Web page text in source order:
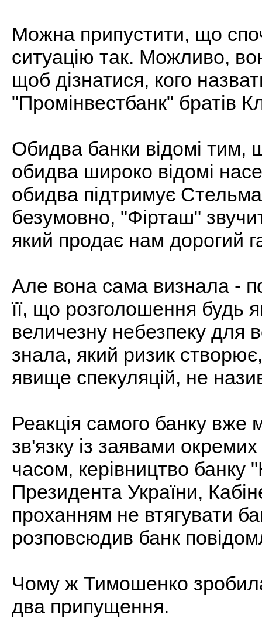
Можна припустити, що
ситуацію так. Можливо,
щоб дізнатися, кого
"Промінвестбанк" братів
Обидва банки відомі тим,
обидва широко відомі
обидва підтримує
безумовно, "Фірташ"
який продає нам дорогий
Але вона сама визнала -
її, що розголошення будь
величезну небезпеку для
знала, який ризик
явище спекуляцій, не
Реакція самого банку вже
зв'язку із заявами
часом, керівництво банку
Президента України,
проханням не втягувати
розповсюдив банк
Чому ж Тимошенко
два припущення.